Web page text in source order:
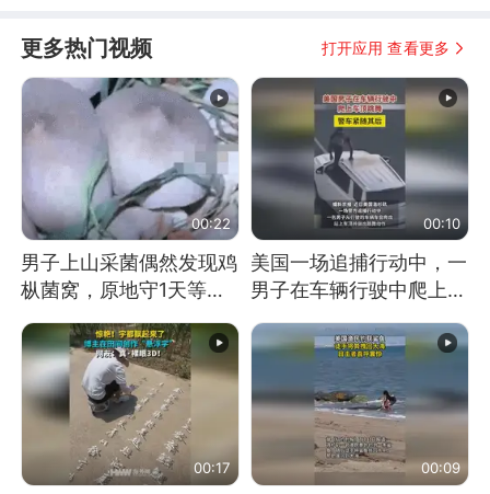
更多热门视频 打开应用 查看更多
00:22
男子上山采菌偶然发现鸡
枞菌窝，原地守1天等它
00:10
美国一场追捕行动中，一
男子在车辆行驶中爬上车
00:17 00:09